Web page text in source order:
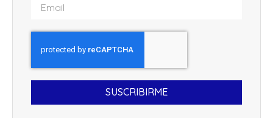
SUSCRIBIRME